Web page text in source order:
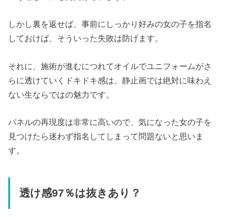
しかし裏を返せば、事前にしっかり好みの女の子を指名
しておけば、そういった失敗は防げます。
それに、施術が進むにつれてオイルでユニフォームがさ
らに透けていくドキドキ感は、静止画では絶対に味わえ
ない生ならではの魅力です。
パネルの再現度は非常に高いので、気になった女の子を
見つけたら迷わず指名してしまって問題ないと思いま
す。
透け感97％は抜きあり？